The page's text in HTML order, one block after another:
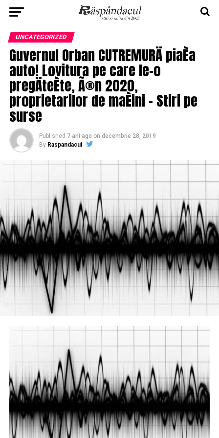
UNCATEGORIZED
Guvernul Orban CUTREMURÄ piaÈa
auto! Lovitura pe care le-o
pregÄteÈte, Ã®n 2020,
proprietarilor de maÈini – Stiri pe
surse
Published 7 ani ago on decembrie 28, 2019
By Raspandacul